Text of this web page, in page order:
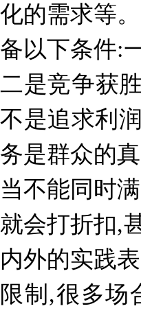
化的需求等
备以下条件:
二是竞争获
不是追求利
务是群众的
当不能同时
就会打折扣,
内外的实践
限制,很多场